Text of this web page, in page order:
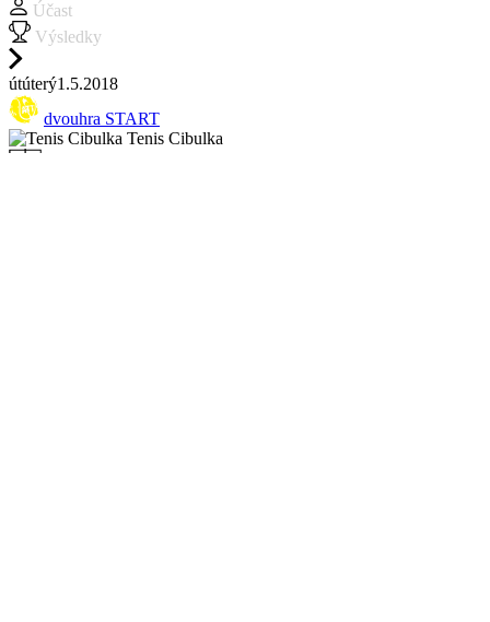
Účast
Výsledky
útúterý1.5.2018
dvouhra START
Tenis Cibulka